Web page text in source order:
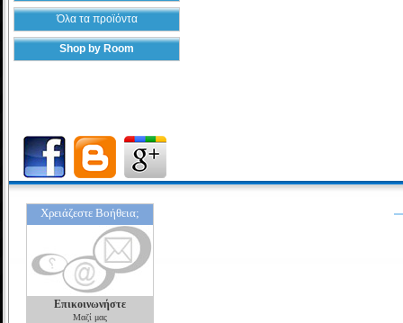
Όλα τα προϊόντα
Shop by Room
Χρειάζεστε Βοήθεια;
Επικοινωνήστε
Μαζί μας